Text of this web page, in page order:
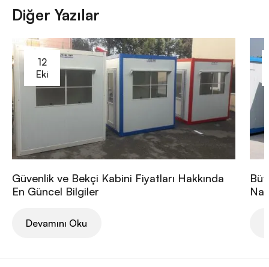
Diğer Yazılar
12
Eki
Güvenlik ve Bekçi Kabini Fiyatları Hakkında
En Güncel Bilgiler
Devamını Oku